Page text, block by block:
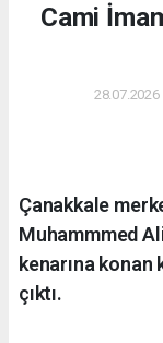
Cami
28.07.2026
Çanakkale
Muhammmed
kenarına
çıktı.